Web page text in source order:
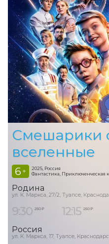
Смешарики
вселенные
6 +
2025, Россия
Фантастика, Приключенческая
Родина
ул. К. Маркса, 27/2, Туапсе,
9:30 250 ₽ 12:15 250 ₽
Россия
ул. К. Маркса, 17, Туапсе,